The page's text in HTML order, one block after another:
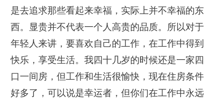
是去追求那些看起来幸福，实际上并不幸福的东
西。显贵并不代表一个人高贵的品质。所以对于
年轻人来讲，要喜欢自己的工作，在工作中得到
快乐，享受生活。我四十几岁的时候还是一家四
口一间房，但工作和生活很愉快，现在住房条件
好多了，可以说是幸运者，但你们在工作中永远